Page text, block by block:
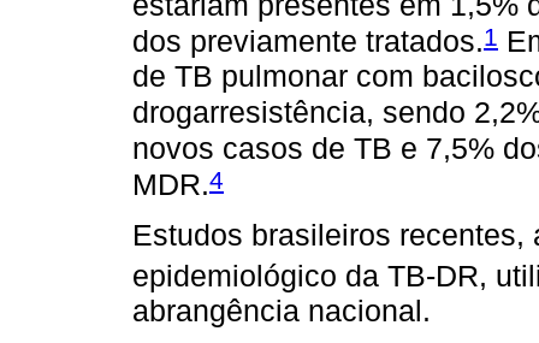
dos previamente tratados.1
de TB pulmonar com
drogarresistência, sendo
novos casos de TB e 7,5%
MDR.4
Estudos brasileiros recentes,
epidemiológico da TB-DR,
abrangência nacional.